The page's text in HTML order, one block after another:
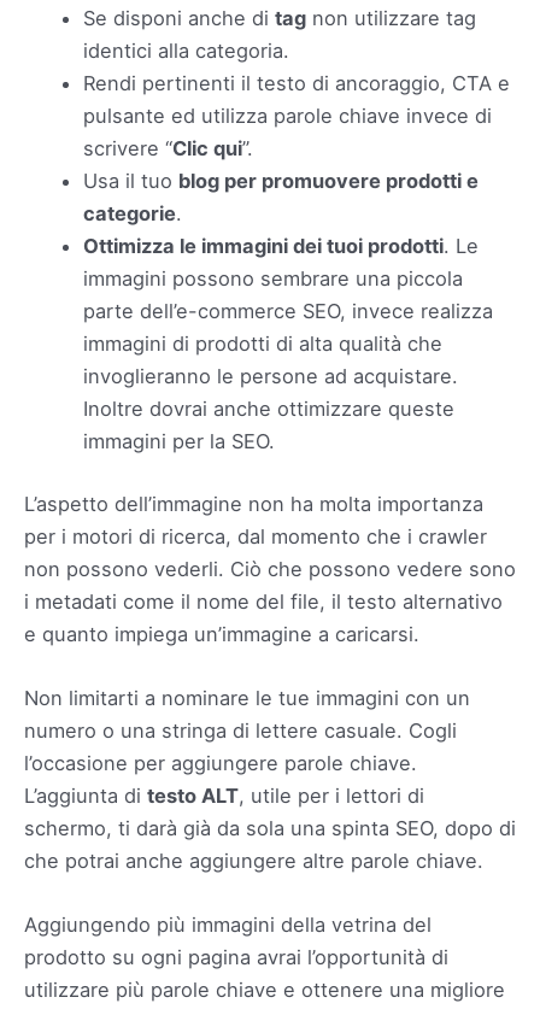
Se disponi anche ditag non utilizzare tag
identici alla categoria.
Rendi pertinenti il ​​testo di ancoraggio, CTA e
pulsante ed utilizza parole chiave invece di
scrivere “Clic qui”.
Usa il tuo blog per promuovere prodotti e
categorie.
Ottimizza le immagini dei tuoi prodotti. Le
immagini possono sembrare una piccola
parte dell’e-commerce SEO, invece realizza
immagini di prodotti di alta qualità che
invoglieranno le persone ad acquistare.
Inoltre dovrai anche ottimizzare queste
immagini per la SEO.
L’aspetto dell’immagine non ha molta importanza
per i motori di ricerca, dal momento che i crawler
non possono vederli. Ciò che possono vedere sono
i metadati come il nome del file, il testo alternativo
e quanto impiega un’immagine a caricarsi.
Non limitarti a nominare le tue immagini con un
numero o una stringa di lettere casuale. Cogli
l’occasione per aggiungere parole chiave.
L’aggiunta di testo ALT, utile per i lettori di
schermo, ti darà già da sola una spinta SEO, dopo di
che potrai anche aggiungere altre parole chiave.
Aggiungendo più immagini della vetrina del
prodotto su ogni pagina avrai l’opportunità di
utilizzare più parole chiave e ottenere una migliore